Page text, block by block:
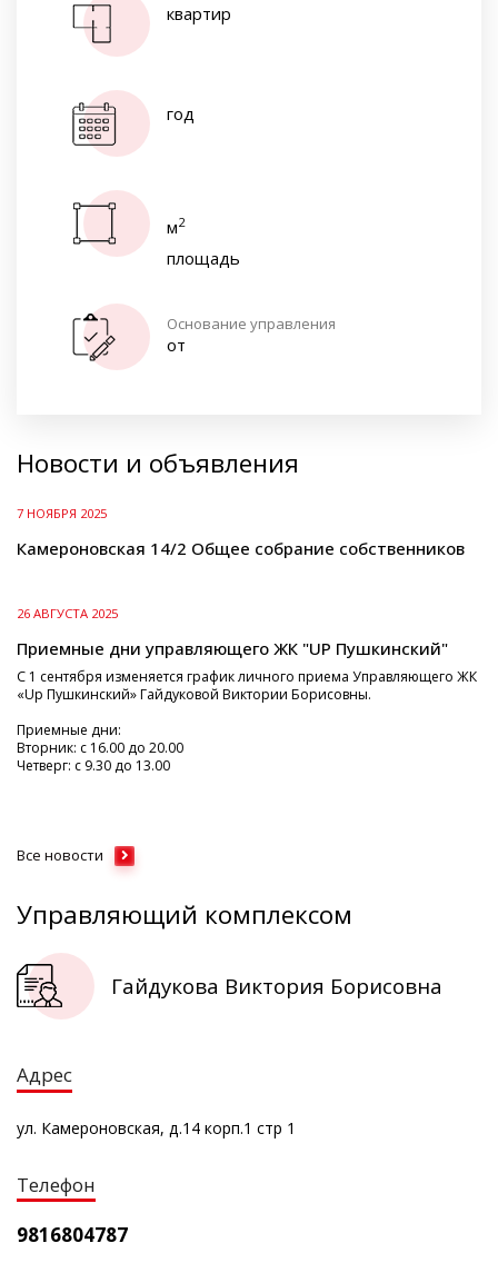
квартир
год
м2
площадь
Основание управления
от
Новости и объявления
7 НОЯБРЯ 2025
Камероновская 14/2 Общее собрание собственников
26 АВГУСТА 2025
Приемные дни управляющего ЖК "UP Пушкинский"
С 1 сентября изменяется график личного приема Управляющего ЖК
«Up Пушкинский» Гайдуковой Виктории Борисовны.
Приемные дни:
Вторник: с 16.00 до 20.00
Четверг: с 9.30 до 13.00
Все новости
Управляющий комплексом
Гайдукова Виктория Борисовна
Адрес
ул. Камероновская, д.14 корп.1 стр 1
Телефон
9816804787